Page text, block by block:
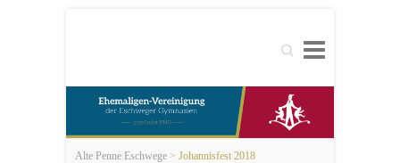
Search
Alte Penne Eschwege > Johannisfest 2018